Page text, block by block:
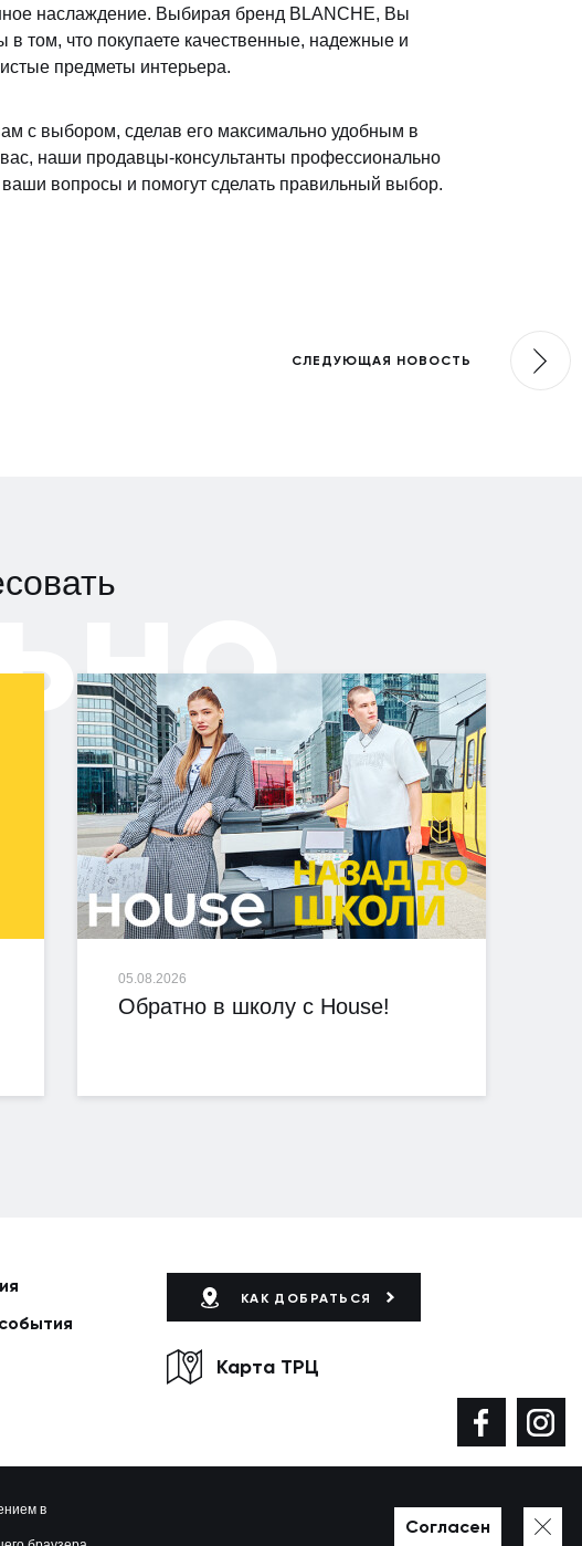
наслаждение. Выбирая бренд BLANCHE, Вы
в том, что покупаете качественные, надежные и
предметы интерьера.
с выбором, сделав его максимально удобным в
наши продавцы-консультанты профессионально
ваши вопросы и помогут сделать правильный выбор.
СЛЕДУЮЩАЯ НОВОСТЬ
05.08.2026
Обратно в школу с House!
КАК ДОБРАТЬСЯ
Карта ТРЦ
Разработано в WEZOM
в
Согласен